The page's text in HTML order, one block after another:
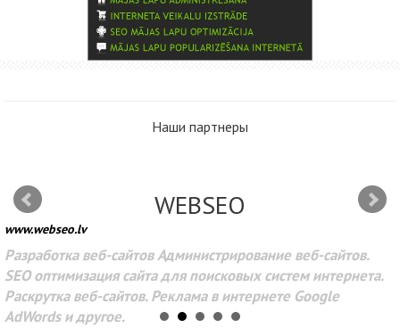
Наши партнеры
WEBSEO
www.webseo.lv
Разработка веб-сайтов Администрирование веб-сайтов.
SEO оптимизация сайта для поисковых систем интернета.
Раскрутка веб-сайтов. Реклама в интернете Google
AdWords и другое.